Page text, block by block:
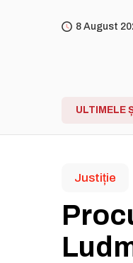
8 August
ULTIMELE
Justiție